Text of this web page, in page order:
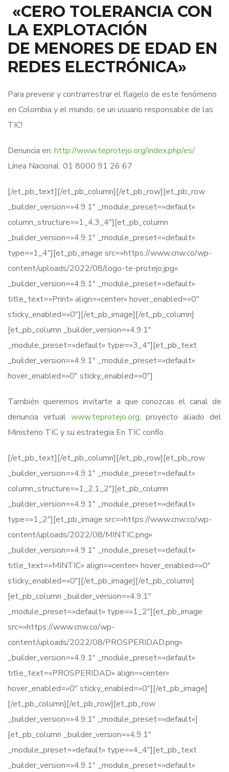
«CERO TOLERANCIA CON
LA EXPLOTACIÓN
DE MENORES DE EDAD EN
REDES ELECTRÓNICA»
Para prevenir y contrarrestrar el flagelo de este fenómeno
en Colombia y el mundo, se un usuario responsable de las
TIC!
Denuncia en: http://www.teprotejo.org/index.php/es/
Línea Nacional: 01 8000 91 26 67
[/et_pb_text][/et_pb_column][/et_pb_row][et_pb_row
_builder_version=»4.9.1″ _module_preset=»default»
column_structure=»1_4,3_4″][et_pb_column
_builder_version=»4.9.1″ _module_preset=»default»
type=»1_4″][et_pb_image src=»https://www.cnw.co/wp-
content/uploads/2022/08/logo-te-protejo.jpg»
_builder_version=»4.9.1″ _module_preset=»default»
title_text=»Print» align=»center» hover_enabled=»0″
sticky_enabled=»0″][/et_pb_image][/et_pb_column]
[et_pb_column _builder_version=»4.9.1″
_module_preset=»default» type=»3_4″][et_pb_text
_builder_version=»4.9.1″ _module_preset=»default»
hover_enabled=»0″ sticky_enabled=»0″]
También queremos invitarte a que conozcas el canal de
denuncia virtual www.teprotejo.org, proyecto aliado del
Ministerio TIC y su estrategia En TIC confío.
[/et_pb_text][/et_pb_column][/et_pb_row][et_pb_row
_builder_version=»4.9.1″ _module_preset=»default»
column_structure=»1_2,1_2″][et_pb_column
_builder_version=»4.9.1″ _module_preset=»default»
type=»1_2″][et_pb_image src=»https://www.cnw.co/wp-
content/uploads/2022/08/MINTIC.png»
_builder_version=»4.9.1″ _module_preset=»default»
title_text=»MINTIC» align=»center» hover_enabled=»0″
sticky_enabled=»0″][/et_pb_image][/et_pb_column]
[et_pb_column _builder_version=»4.9.1″
_module_preset=»default» type=»1_2″][et_pb_image
src=»https://www.cnw.co/wp-
content/uploads/2022/08/PROSPERIDAD.png»
_builder_version=»4.9.1″ _module_preset=»default»
title_text=»PROSPERIDAD» align=»center»
hover_enabled=»0″ sticky_enabled=»0″][/et_pb_image]
[/et_pb_column][/et_pb_row][et_pb_row
_builder_version=»4.9.1″ _module_preset=»default»]
[et_pb_column _builder_version=»4.9.1″
_module_preset=»default» type=»4_4″][et_pb_text
_builder_version=»4.9.1″ _module_preset=»default»